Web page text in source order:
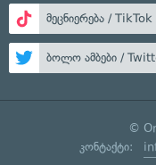
მეცნიერება / TikTok
ბოლო ამბები /
©
კონტაქტი: